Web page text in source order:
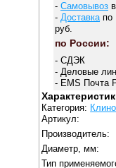
- Самовывозв
- Доставкапо
руб.
по России:
- СДЭК
- Деловые
- EMS Почта
Категория:
Артикул:
Производитель:
Диаметр, мм:
Тип